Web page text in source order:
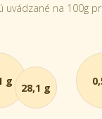
na 100g
g
28,1 g